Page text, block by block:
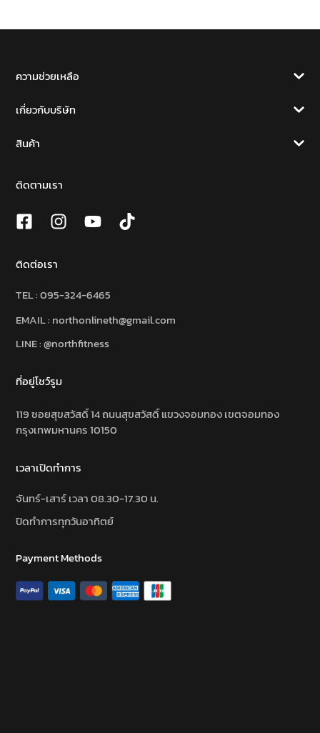
ความช่วยเหลือ
เกี่ยวกับบริษัท
สินค้า
ติดตามเรา
ติดต่อเรา
TEL :095-324-6465
EMAIL : northonlineth@gmail.com
LINE : @northfitness
ที่อยู่โชว์รูม
119 ซอยสุขสวัสดิ์ 14 ถนนสุขสวัสดิ์ แขวงจอมทอง เขตจอมทอง
กรุงเทพมหานคร 10150
เวลาเปิดทำการ
จันทร์-เสาร์ เวลา 08.30-17.30 น.
ปิดทำการทุกวันอาทิตย์
Payment Methods